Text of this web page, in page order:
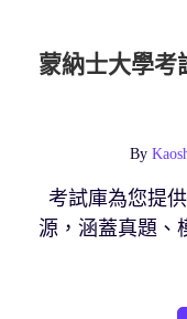
蒙納士大學考
By
考試庫為您提
源，涵蓋真題、